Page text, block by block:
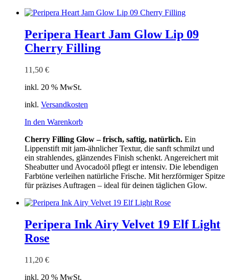
Peripera Heart Jam Glow Lip 09
Cherry Filling
11,50 €
inkl. 20 % MwSt.
inkl. Versandkosten
In den Warenkorb
Cherry Filling Glow – frisch, saftig, natürlich. Ein
Lippenstift mit jam-ähnlicher Textur, die sanft schmilzt und
ein strahlendes, glänzendes Finish schenkt. Angereichert mit
Sheabutter und Avocadoöl pflegt er intensiv. Die lebendigen
Farbtöne verleihen natürliche Frische. Mit herzförmiger Spitze
für präzises Auftragen – ideal für deinen täglichen Glow.
Peripera Ink Airy Velvet 19 Elf Light
Rose
11,20 €
inkl. 20 % MwSt.